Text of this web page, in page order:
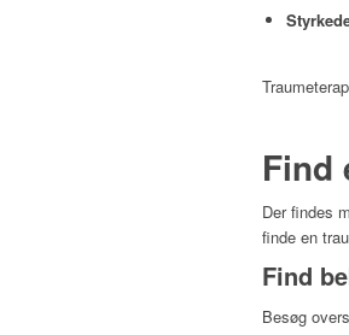
Find
Der findes
finde en
Find
Besøg